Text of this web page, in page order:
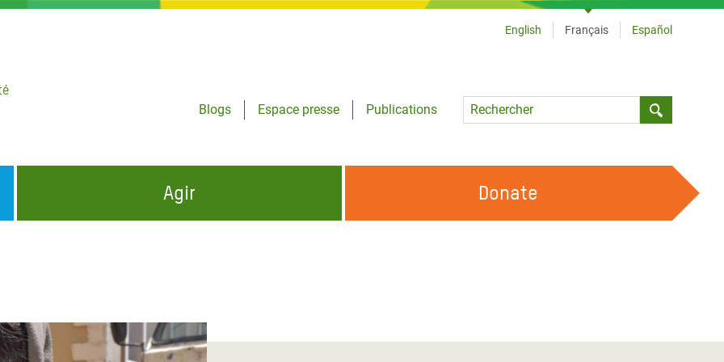
Blogs
Espace presse
Publications
Language
English Français Español
Gaza
Agir Donate